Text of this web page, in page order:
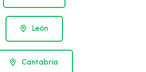
León
Cantabria